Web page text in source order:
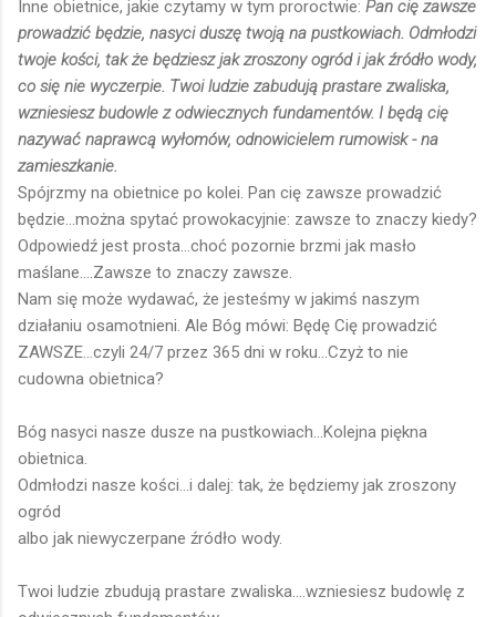
Inne obietnice, jakie czytamy w tym proroctwie: Pan cię zawsze
prowadzić będzie, nasyci duszę twoją na pustkowiach. Odmłodzi
twoje kości, tak że będziesz jak zroszony ogród i jak źródło wody,
co się nie wyczerpie. Twoi ludzie zabudują prastare zwaliska,
wzniesiesz budowle z odwiecznych fundamentów. I będą cię
nazywać naprawcą wyłomów, odnowicielem rumowisk - na
zamieszkanie.
Spójrzmy na obietnice po kolei. Pan cię zawsze prowadzić
będzie...można spytać prowokacyjnie: zawsze to znaczy kiedy?
Odpowiedź jest prosta...choć pozornie brzmi jak masło
maślane....Zawsze to znaczy zawsze.
Nam się może wydawać, że jesteśmy w jakimś naszym
działaniu osamotnieni. Ale Bóg mówi: Będę Cię prowadzić
ZAWSZE...czyli 24/7 przez 365 dni w roku...Czyż to nie
cudowna obietnica?
Bóg nasyci nasze dusze na pustkowiach...Kolejna piękna
obietnica.
Odmłodzi nasze kości...i dalej: tak, że będziemy jak zroszony
ogród
albo jak niewyczerpane źródło wody.
Twoi ludzie zbudują prastare zwaliska....wzniesiesz budowlę z